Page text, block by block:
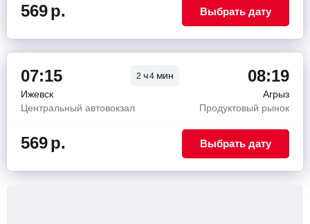
569р. Выбрать дату
07:15 2 ч4 мин 08:19
Ижевск
Агрыз
Центральный автовокзал
Продуктовый рынок
569р. Выбрать дату